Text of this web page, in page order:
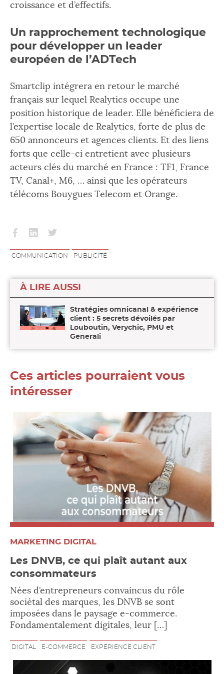
croissance et d’effectifs.
Un rapprochement technologique
pour développer un leader
européen de l’ADTech
Smartclip intégrera en retour le marché
français sur lequel Realytics occupe une
position historique de leader. Elle bénéficiera de
l’expertise locale de Realytics, forte de plus de
650 annonceurs et agences clients. Et des liens
forts que celle-ci entretient avec plusieurs
acteurs clés du marché en France : TF1, France
TV, Canal+, M6, … ainsi que les opérateurs
télécoms Bouygues Telecom et Orange.
Partager
facebook
Partager
linkedintwitter
COMMUNICATION PUBLICITÉ
À LIRE AUSSI
Stratégies omnicanal & expérience
client : 5 secrets dévoilés par
Louboutin, Verychic, PMU et
Generali
Ces articles pourraient vous
intéresser
MARKETING DIGITAL
Les DNVB, ce qui plaît autant aux
consommateurs
Nées d’entrepreneurs convaincus du rôle
sociétal des marques, les DNVB se sont
imposées dans le paysage e-commerce.
Fondamentalement digitales, leur […]
DIGITAL E-COMMERCE EXPÉRIENCE CLIENT